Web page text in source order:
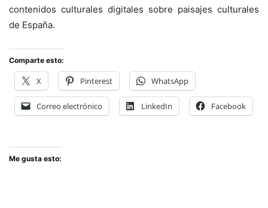
contenidos culturales digitales sobre paisajes culturales
de España.
Comparte esto:
X Pinterest WhatsApp
Correo electrónico LinkedIn Facebook
Me gusta esto: